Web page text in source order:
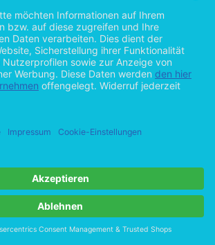
in der ambulanten Pflege: Vom
Qualitätsmanagement
Standard
Bessel (Autor:in) 2015
78 Seiten
der Bedey & Thoms Media GmbH powered